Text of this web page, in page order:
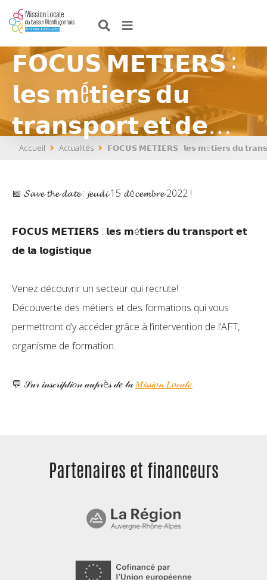
𝗙𝗢𝗖𝗨𝗦 𝗠𝗘𝗧𝗜𝗘𝗥𝗦 :
𝗹𝗲𝘀 𝗺é𝘁𝗶𝗲𝗿𝘀 𝗱𝘂
𝘁𝗿𝗮𝗻𝘀𝗽𝗼𝗿𝘁 𝗲𝘁 𝗱𝗲…
Accueil Actualités 𝗙𝗢𝗖𝗨𝗦 𝗠𝗘𝗧𝗜𝗘𝗥𝗦 : 𝗹𝗲𝘀 𝗺é𝘁𝗶𝗲𝗿𝘀 𝗱𝘂
📅 𝓢𝓪𝓿𝓮 𝓽𝓱𝓮 𝓭𝓪𝓽𝓮 : 𝓳𝓮𝓾𝓭𝓲 15 𝓭é𝓬𝓮𝓶𝓫𝓻𝓮 2022 !
𝗙𝗢𝗖𝗨𝗦 𝗠𝗘𝗧𝗜𝗘𝗥𝗦 : 𝗹𝗲𝘀 𝗺é𝘁𝗶𝗲𝗿𝘀 𝗱𝘂 𝘁𝗿𝗮𝗻𝘀𝗽𝗼𝗿𝘁 𝗲𝘁
𝗱𝗲 𝗹𝗮 𝗹𝗼𝗴𝗶𝘀𝘁𝗶𝗾𝘂𝗲
Venez découvrir un secteur qui recrute!
Découverte des métiers et des formations qui vous
permettront d’y accéder grâce à l’intervention de l’AFT,
organisme de formation.
💬 𝒮𝓊𝓇 𝒾𝓃𝓈𝒸𝓇𝒾𝓅𝓉𝒾𝑜𝓃 𝒶𝓊𝓅𝓇è𝓈 𝒹𝑒 𝓁𝒶𝑀𝒾𝓈𝓈𝒾𝑜𝓃 𝐿𝑜𝒸𝒶𝓁𝑒.
Partenaires et financeurs